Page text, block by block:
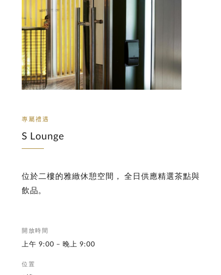
專屬禮遇
S Lounge
位於二樓的雅緻休憩空間， 全日供應精選茶點與
飲品。
開放時間
上午 9:00 – 晚上 9:00
位置